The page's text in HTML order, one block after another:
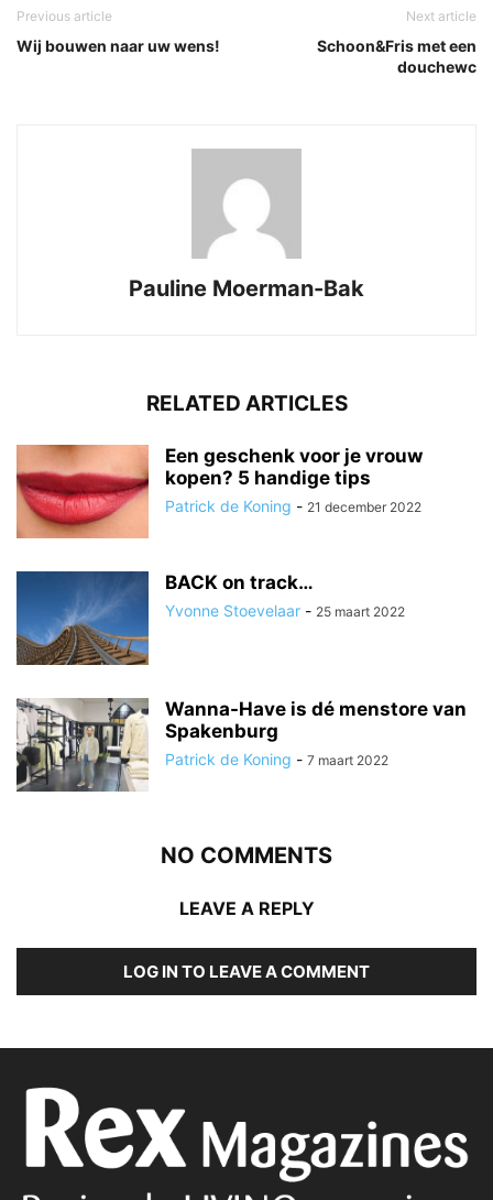
Previous article
Wij bouwen naar uw wens!
Next article
Schoon&Fris met een
douchewc
Pauline Moerman-Bak
RELATED ARTICLES
Een geschenk voor je vrouw
kopen? 5 handige tips
Patrick de Koning - 21 december 2022
BACK on track…
Yvonne Stoevelaar - 25 maart 2022
Wanna-Have is dé menstore van
Spakenburg
Patrick de Koning - 7 maart 2022
NO COMMENTS
LEAVE A REPLY
LOG IN TO LEAVE A COMMENT